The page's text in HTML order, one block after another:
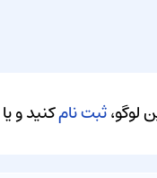
لوگو،ثبت نامکنید و یا